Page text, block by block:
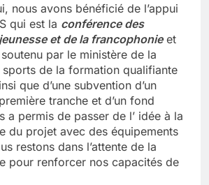
nous avons bénéficié de l’appui
qui est la conférence des
et de la francophonieet
par le ministère de la
sports de la formation qualifiante
que d’une subvention d’un
tranche et d’un fond
a permis de passer de l’ idée à la
du projet avec des équipements
restons dans l’attente de la
pour renforcer nos capacités de